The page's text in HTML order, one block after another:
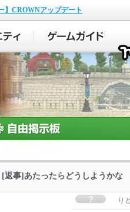
】CROWNアップデート
[返事]あたったらどうしようかな
り